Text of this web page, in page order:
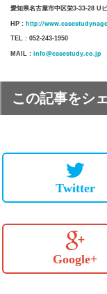
愛知県名古屋市中区栄3-33-28 U
HP : http://
TEL : 052-243-1950
MAIL : info@casestudy.co.jp
この記事をシ
Twitter
Google+